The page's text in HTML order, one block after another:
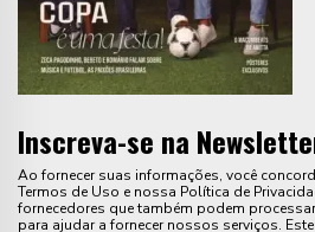
Inscreva-se na
Ao fornecer suas informações, você
Termos de Uso e nossa Política de
fornecedores que também podem
para ajudar a fornecer nossos serviços.